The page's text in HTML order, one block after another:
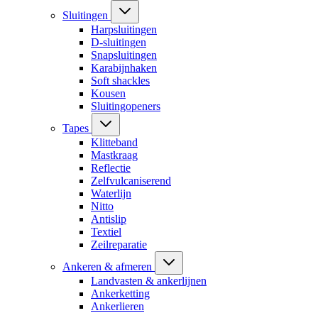
Sluitingen
Harpsluitingen
D-sluitingen
Snapsluitingen
Karabijnhaken
Soft shackles
Kousen
Sluitingopeners
Tapes
Klitteband
Mastkraag
Reflectie
Zelfvulcaniserend
Waterlijn
Nitto
Antislip
Textiel
Zeilreparatie
Ankeren & afmeren
Landvasten & ankerlijnen
Ankerketting
Ankerlieren